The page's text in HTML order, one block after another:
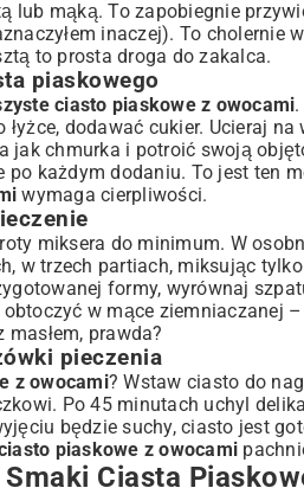
lub mąką. To zapobiegnie
inaczej). To cholernie
to prosta droga do zakalca.
piaskowego
ciasto piaskowe z owocami
dodawać cukier. Ucieraj na
jak chmurka i potroić swoją
każdym dodaniu. To jest ten
wymaga cierpliwości.
miksera do minimum. W
w trzech partiach, miksując
formy, wyrównaj
w mące ziemniaczanej
masłem, prawda?
pieczenia
z owocami? Wstaw ciasto do
Po 45 minutach uchyl
będzie suchy, ciasto jest
piaskowe z owocami
Ciasta